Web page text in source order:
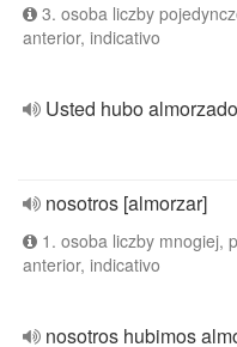
3. osoba liczby
anterior, indicativo
Usted hubo almorzado
nosotros [almorzar]
1. osoba liczby mnogiej,
anterior, indicativo
nosotros hubimos